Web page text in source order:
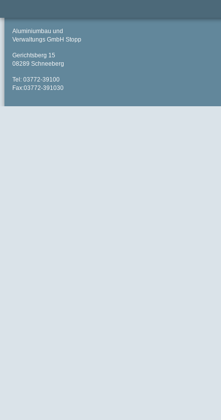
Aluminiumbau und
Verwaltungs GmbH Stopp
Gerichtsberg 15
08289 Schneeberg
Tel: 03772-39100
Fax:03772-391030